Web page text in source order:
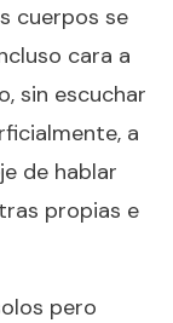
cuerpos se
cara a
sin escuchar
a
de hablar
propias e
pero